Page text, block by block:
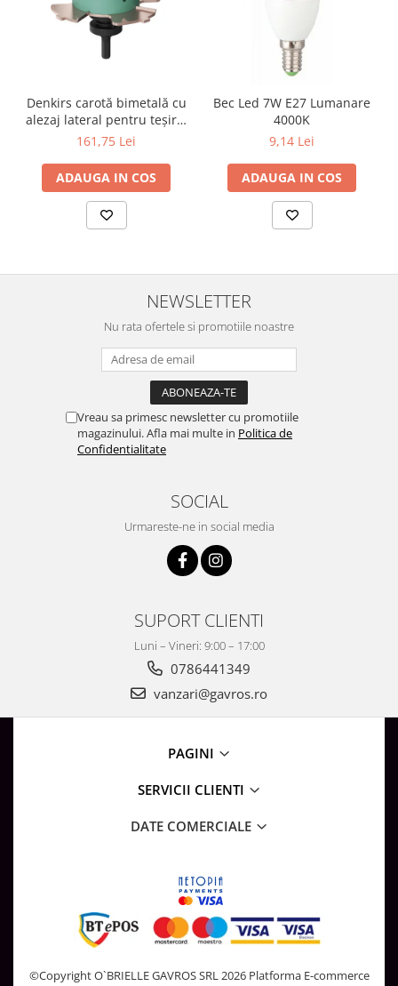
Aplice de Exterior
Lampi de Gradina
Spoturi Exterior Incastrabile
Banda - Surse si Accesorii LED
Banda Led Decorativa
Controlere și senzori LED
Surse de Alimentare si Accesorii
Iluminat Industrial
Corpuri Liniare LED Industriale
Corp Iluminat Led Highbay
Iluminat Stradal
Iluminat de Urgență
Videointerfoane Si Interfoane
Kituri Legrand
Statii Incarcare Electrice
Plafoniere cu ventilator integrat
Denkirs carotă bimetală cu
alezaj lateral pentru teșire,
70×115 mm
161,75 Lei
ADAUGA IN COS
Bec Led 7W E27 Lumanare
4000K
9,14 Lei
ADAUGA IN COS
NEWSLETTER
Nu rata ofertele si promotiile noastre
Vreau sa primesc newsletter cu promotiile
magazinului. Afla mai multe in Politica de
Confidentialitate
SOCIAL
Urmareste-ne in social media
SUPORT CLIENTI
Luni – Vineri: 9:00 – 17:00
0786441349
vanzari@gavros.ro
PAGINI
SERVICII CLIENTI
DATE COMERCIALE
©Copyright O`BRIELLE GAVROS SRL 2026 Platforma E-commerce